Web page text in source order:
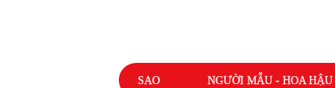
SAO NGƯỜI MẪU - HOA HẬU